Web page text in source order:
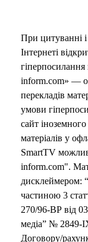
При цитуванні і
Інтернеті
inform.com» —
перекладів
умови
сайт
матеріалів у
SmartTV
inform.com".
дисклеймером:
частиною 3
270/96-ВР від
медіа” № 2849-
Договору/